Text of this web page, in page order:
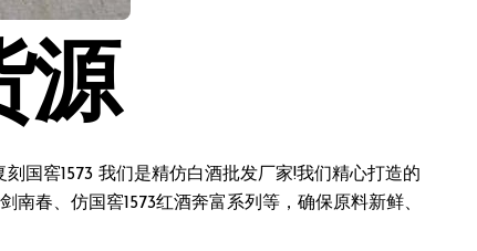
源
国窖1573 我们是精仿白酒批发厂家!我们精心打造的
春、仿国窖1573红酒奔富系列等，确保原料新鲜、